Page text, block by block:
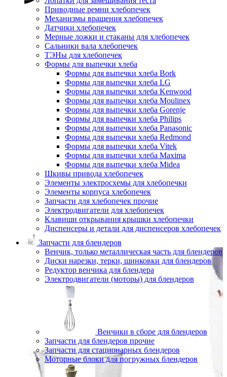
Приводные ремни хлебопечек
Механизмы вращения хлебопечек
Датчики хлебопечек
Мерные ложки и стаканы для хлебопечек
Сальники вала хлебопечек
ТЭНы для хлебопечек
Формы для выпечки хлеба
Формы для выпечки хлеба Bork
Формы для выпечки хлеба LG
Формы для выпечки хлеба Kenwood
Формы для выпечки хлеба Moulinex
Формы для выпечки хлеба Gorenje
Формы для выпечки хлеба Philips
Формы для выпечки хлеба Panasonic
Формы для выпечки хлеба Redmond
Формы для выпечки хлеба Vitek
Формы для выпечки хлеба Maxima
Формы для выпечки хлеба Midea
Шкивы привода хлебопечек
Элементы электросхемы для хлебопечки
Элементы корпуса хлебопечек
Запчасти для хлебопечек прочие
Электродвигатели для хлебопечек
Клавиши открывания крышки хлебопечки
Диспенсеры и детали для диспенсеров хлебопечек
Запчасти для блендеров
Венчик, только металлическая часть для блендеров
Диски нарезки, терки, шинковки для блендеров
Редуктор венчика для блендера
Электродвигатели (моторы) для блендеров
Венчики в сборе для блендеров
Запчасти для блендеров прочие
Запчасти для стационарных блендеров
Моторные блоки для погружных блендеров